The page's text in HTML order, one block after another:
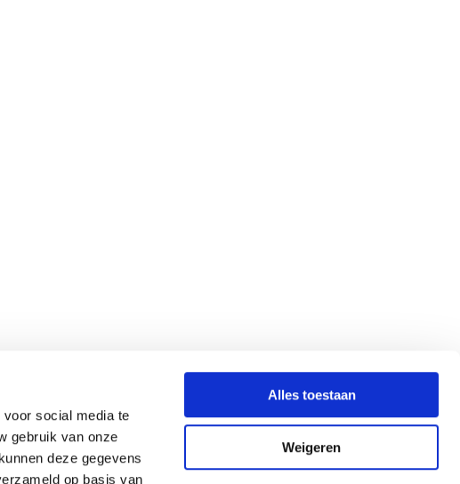
social media te
gebruik van onze
deze gegevens
op basis van
Alles toestaan
Weigeren